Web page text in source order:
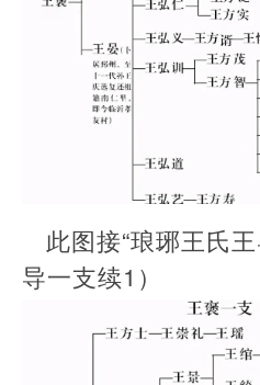
此图接“琅琊王氏
导一支续1）